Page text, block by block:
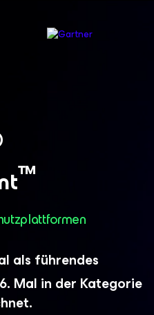
™
als führendes
Mal in der Kategorie